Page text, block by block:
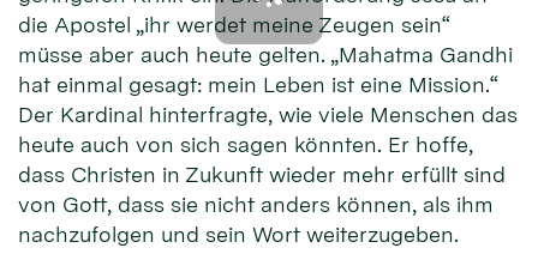
die Apostel „ihr werdet meine Zeugen sein“
müsse aber auch heute gelten. „Mahatma Gandhi
hat einmal gesagt: mein Leben ist eine Mission.“
Der Kardinal hinterfragte, wie viele Menschen das
heute auch von sich sagen könnten. Er hoffe,
dass Christen in Zukunft wieder mehr erfüllt sind
von Gott, dass sie nicht anders können, als ihm
nachzufolgen und sein Wort weiterzugeben.